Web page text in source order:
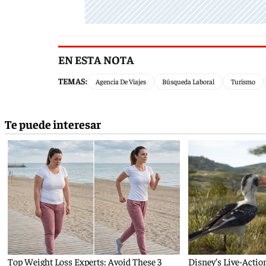
EN ESTA NOTA
TEMAS: Agencia De Viajes Búsqueda Laboral Turismo